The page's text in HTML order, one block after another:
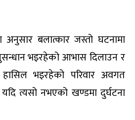
अनुसार बलात्कार जस्तो घटनामा
भइरहेको आभास दिलाउन र
भइरहेको परिवार अवगत
त्यसो नभएको खण्डमा दुर्घटना